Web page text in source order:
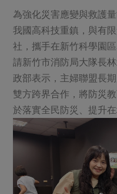
調味醬料/南北貨
休閒零嘴
保健食品
居家好物
美妝保養
家庭清潔
日用品
防災用品
醬料
湯品．鍋物
漬物
涼拌沙拉
飲品
主題食譜
年菜食譜
更多當季產品
議題活動
主婦聯盟X樂齡網特約優惠案
30%rPET紅烏龍茶
2024農業發展計畫年度報告
把最好的台灣味帶回家！
非基改運動
廢核運動
減添加物
公益金
更多議題
生活者e週報
綠主張月刊
檢驗報告
硝酸鹽檢驗
社員權益
社務專區
選舉專區
最新消息
為強化災害應變與救護
我國高科技重鎮，與有
社，攜手在新竹科學園
請新竹市消防局大隊長
政部表示，主婦聯盟長
雙方跨界合作，將防災
於落實全民防災、提升